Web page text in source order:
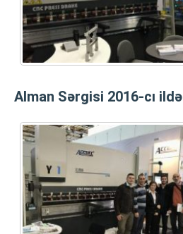
Alman Sərgisi 2016-cı ildə